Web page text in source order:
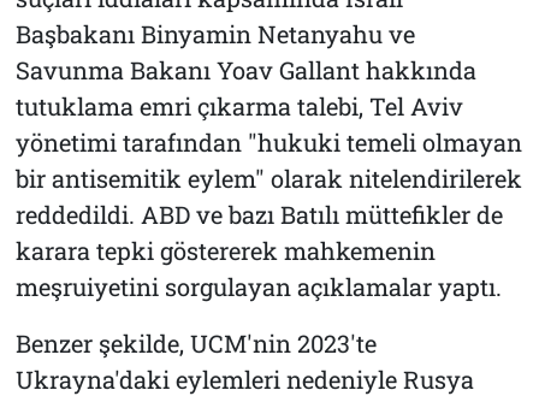
Başbakanı Binyamin Netanyahu ve
Savunma Bakanı Yoav Gallant hakkında
tutuklama emri çıkarma talebi, Tel Aviv
yönetimi tarafından "hukuki temeli olmayan
bir antisemitik eylem" olarak nitelendirilerek
reddedildi. ABD ve bazı Batılı müttefikler de
karara tepki göstererek mahkemenin
meşruiyetini sorgulayan açıklamalar yaptı.
Benzer şekilde, UCM'nin 2023'te
Ukrayna'daki eylemleri nedeniyle Rusya